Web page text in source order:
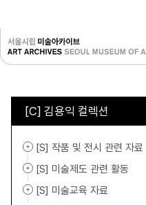
[C] 김용익 컬렉션
[S] 작품 및 전시 관련 자료
[S] 미술제도 관련 활동
[S] 미술교육 자료